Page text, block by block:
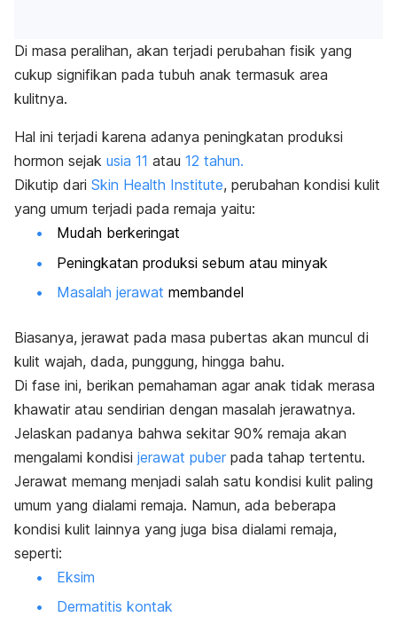
Di masa peralihan, akan terjadi perubahan fisik yang
cukup signifikan pada tubuh anak termasuk area
kulitnya.
Hal ini terjadi karena adanya peningkatan produksi
hormon sejak usia 11 atau 12 tahun.
Dikutip dari Skin Health Institute, perubahan kondisi kulit
yang umum terjadi pada remaja yaitu:
Mudah berkeringat
Peningkatan produksi sebum atau minyak
Masalah jerawat membandel
Biasanya, jerawat pada masa pubertas akan muncul di
kulit wajah, dada, punggung, hingga bahu.
Di fase ini, berikan pemahaman agar anak tidak merasa
khawatir atau sendirian dengan masalah jerawatnya.
Jelaskan padanya bahwa sekitar 90% remaja akan
mengalami kondisi jerawat puber pada tahap tertentu.
Jerawat memang menjadi salah satu kondisi kulit paling
umum yang dialami remaja. Namun, ada beberapa
kondisi kulit lainnya yang juga bisa dialami remaja,
seperti:
Eksim
Dermatitis kontak